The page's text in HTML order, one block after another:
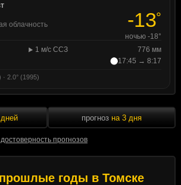
облачность -13°
ночью -18°
1 м/с ССЗ
776 мм
17:45 → 8:17
2.0° (1995)
достоверность прогнозов
прогноз на 3 дня
годы в Томске